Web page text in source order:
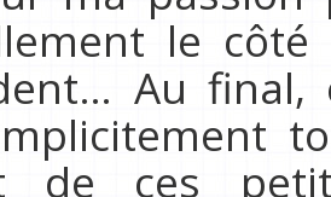
le
Au final,
de ces